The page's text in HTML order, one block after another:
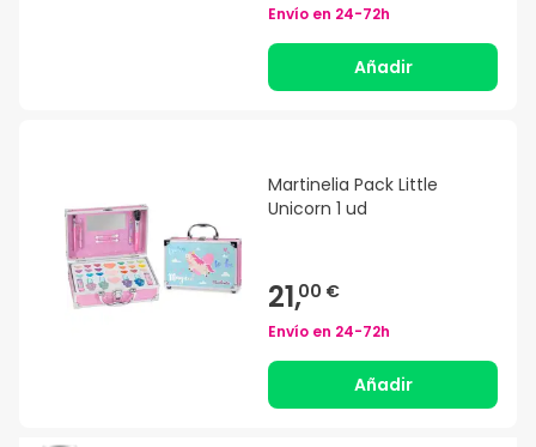
Envío en 24-72h
Añadir
Martinelia Pack Little
Unicorn 1 ud
21,00 €
Envío en 24-72h
Añadir